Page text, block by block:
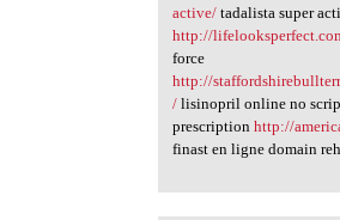
active/tadalista super
http://
force
http://
/lisinopril online no
prescription http://
finast en ligne domain